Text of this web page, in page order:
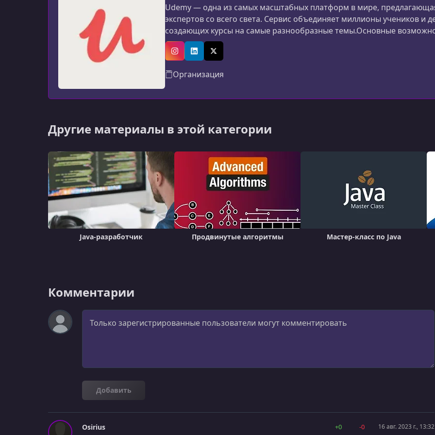
Udemy — одна из самых масштабных платформ в мире,
экспертов со всего света. Сервис объединяет миллионы учеников и
создающих курсы на самые разнообразные темы.Основные
программирования и дизайна до маркетинга, психологии и личной
авторов: материалы создаются специалистами из разных
InstagramLinkedInX (Twitter)
Организация
Другие материалы в этой категории
Java-разработчик Продвинутые алгоритмы Мастер-класс по Java
Комментарии
Комментарий
Добавить
Osirius +0 -0 16 авг. 2023 г., 13:32